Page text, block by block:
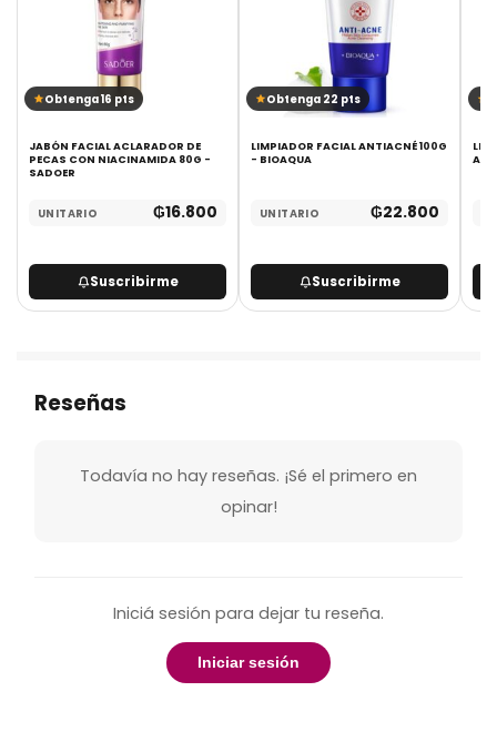
Obtenga 16 pts
JABÓN FACIAL ACLARADOR DE
PECAS CON NIACINAMIDA 80G -
SADOER
UNITARIO ₲16.800
Suscribirme
Obtenga 22 pts
LIMPIADOR FACIAL ANTIACNÉ 100G
- BIOAQUA
UNITARIO ₲22.800
Suscribirme
Reseñas
Todavía no hay reseñas. ¡Sé el primero en
opinar!
Iniciá sesión para dejar tu reseña.
Iniciar sesión